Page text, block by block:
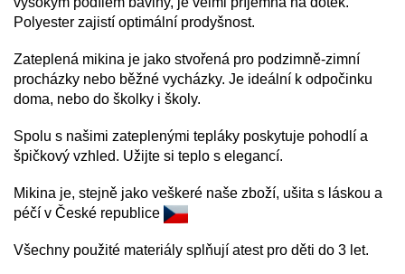
Polyester zajistí optimální prodyšnost.
Zateplená mikina je jako stvořená pro podzimně-zimní
procházky nebo běžné vycházky. Je ideální k odpočinku
doma, nebo do školky i školy.
Spolu s našimi zateplenými tepláky poskytuje pohodlí a
špičkový vzhled. Užijte si teplo s elegancí.
Mikina je, stejně jako veškeré naše zboží, ušita s láskou a
péčí v České republice
Všechny použité materiály splňují atest pro děti do 3 let.